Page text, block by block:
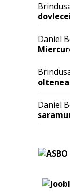
Daniel
Daniel